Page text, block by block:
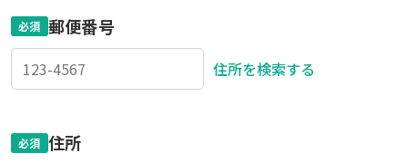
必須 郵便番号
住所を検索する
必須 住所